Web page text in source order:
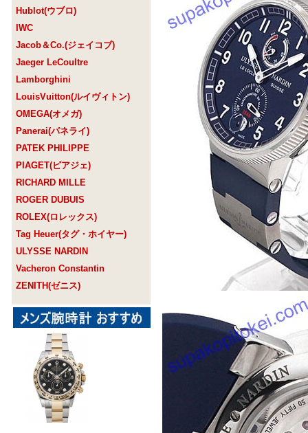
Hublot(ウブロ)
IWC
Jacob＆Co.(ジェイコブ)
Jaeger LeCoultre
Lamborghini
LouisVuitton(ルイヴィトン)
OMEGA(オメガ)
Panerai(パネライ)
PATEK PHILIPPE
PIAGET(ピアジェ)
RICHARD MILLE
ROGER DUBUIS
ROLEX(ロレックス)
Tag Heuer(タグ・ホイヤー)
ULYSSE NARDIN
Vacheron Constantin
ZENITH(ゼニス)